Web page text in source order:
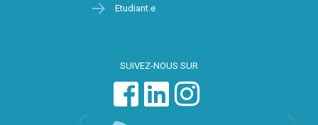
Etudiant.e
SUIVEZ-NOUS SUR